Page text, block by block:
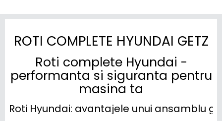
ROTI COMPLETE HYUNDAI GETZ
Roti complete Hyundai -
performanta si siguranta pentru
masina ta
Roti Hyundai: avantajele unui ansamblu